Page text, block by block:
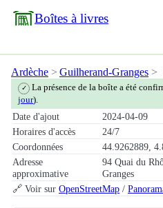
Boîtes à livres
Ardèche Guilherand-Granges
✓ La présence de la boîte a été
jour).
Date d'ajout
2024-04-09
Horaires d'accès
24/7
Coordonnées
44.9262889,
Adresse
approximative
94 Quai du
Granges
🔗 Voir sur OpenStreetMap /